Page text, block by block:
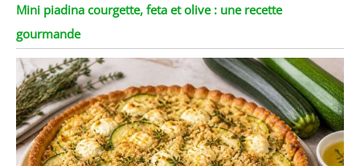
Mini piadina courgette, feta et olive : une recette
gourmande